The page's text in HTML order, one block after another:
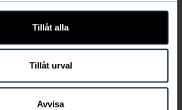
Tillåt alla
Tillåt urval
Avvisa
VÄLJ STORLEK